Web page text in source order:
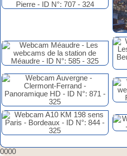
0000